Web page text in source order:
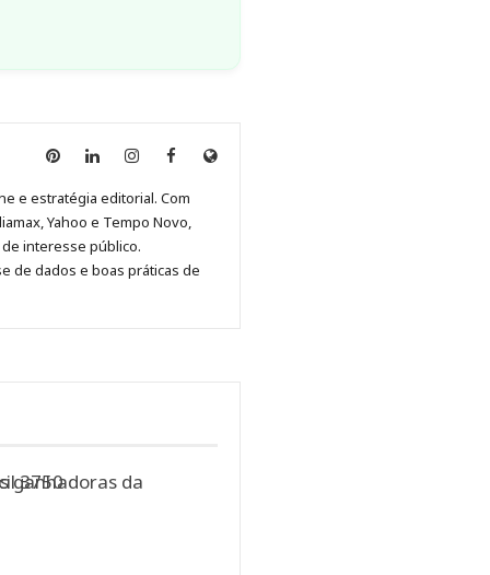
Anny
no
Pinterest
Anny
no
LinkedIn
Anny
no
Instagram
Anny
no
Facebook
Site
e estratégia editorial. Com
Yahoo e Tempo Novo,
interesse público.
de dados e boas práticas de